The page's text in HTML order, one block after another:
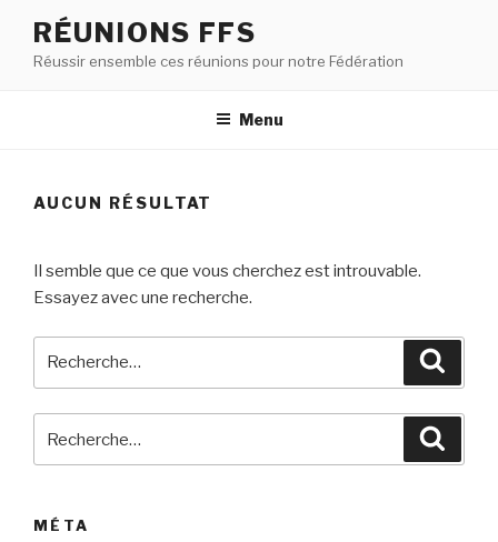
RÉUNIONS FFS
Réussir ensemble ces réunions pour notre Fédération
Menu
AUCUN RÉSULTAT
Il semble que ce que vous cherchez est introuvable.
Essayez avec une recherche.
MÉTA